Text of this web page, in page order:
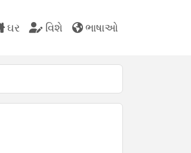
ઘર વિશે ભાષાઓ